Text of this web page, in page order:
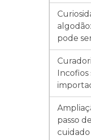
pode
Incofios
passo